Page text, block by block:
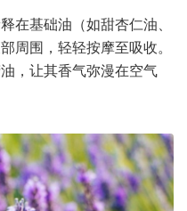
在基础油（如甜杏仁油、
周围，轻轻按摩至吸收。
，让其香气弥漫在空气